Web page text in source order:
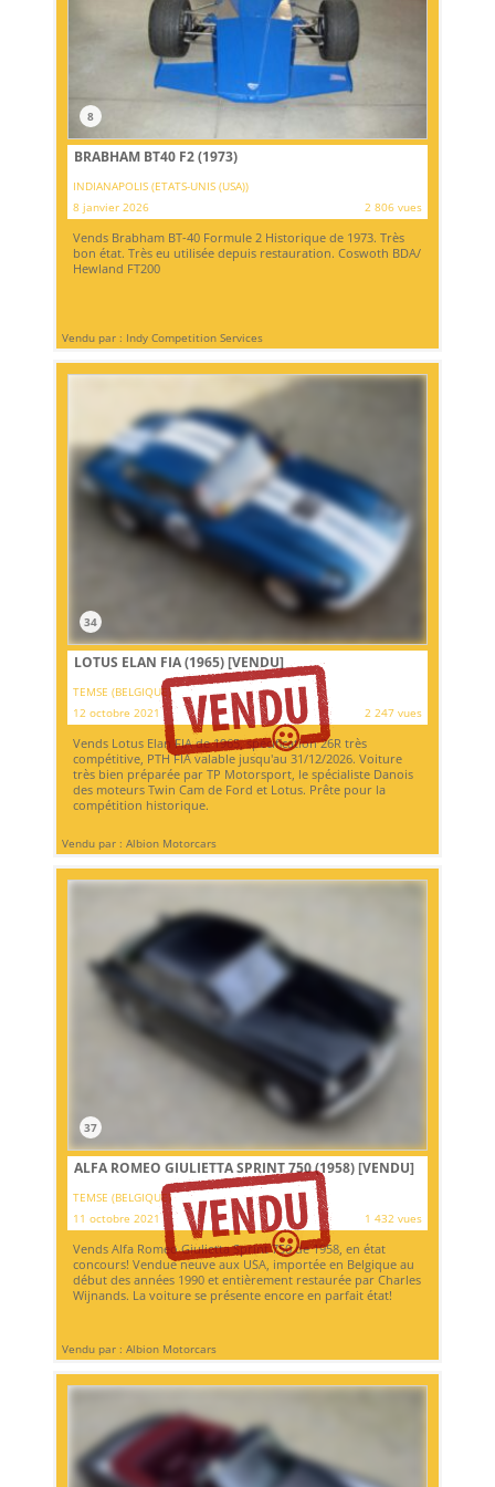
8
BRABHAM BT40 F2 (1973)
INDIANAPOLIS (ETATS-UNIS (USA))
8 janvier 2026
2 806 vues
Vends Brabham BT-40 Formule 2 Historique de 1973. Très
bon état. Très eu utilisée depuis restauration. Coswoth BDA/
Hewland FT200
Vendu par : Indy Competition Services
34
LOTUS ELAN FIA (1965)[VENDU]
TEMSE (BELGIQUE)
12 octobre 2021
2 247 vues
Vends Lotus Elan FIA de 1965, spécification 26R très
compétitive, PTH FIA valable jusqu'au 31/12/2026. Voiture
très bien préparée par TP Motorsport, le spécialiste Danois
des moteurs Twin Cam de Ford et Lotus. Prête pour la
compétition historique.
Vendu par : Albion Motorcars
37
ALFA ROMEO GIULIETTA SPRINT 750 (1958)[VENDU]
TEMSE (BELGIQUE)
11 octobre 2021
1 432 vues
Vends Alfa Romeo Giulietta Sprint 750 de 1958, en état
concours! Vendue neuve aux USA, importée en Belgique au
début des années 1990 et entièrement restaurée par Charles
Wijnands. La voiture se présente encore en parfait état!
Vendu par : Albion Motorcars